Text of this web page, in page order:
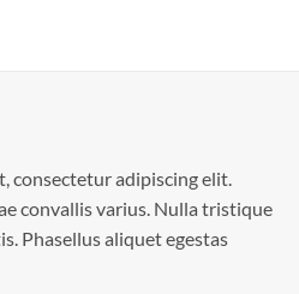
consectetur adipiscing elit.
convallis varius. Nulla tristique
Phasellus aliquet egestas